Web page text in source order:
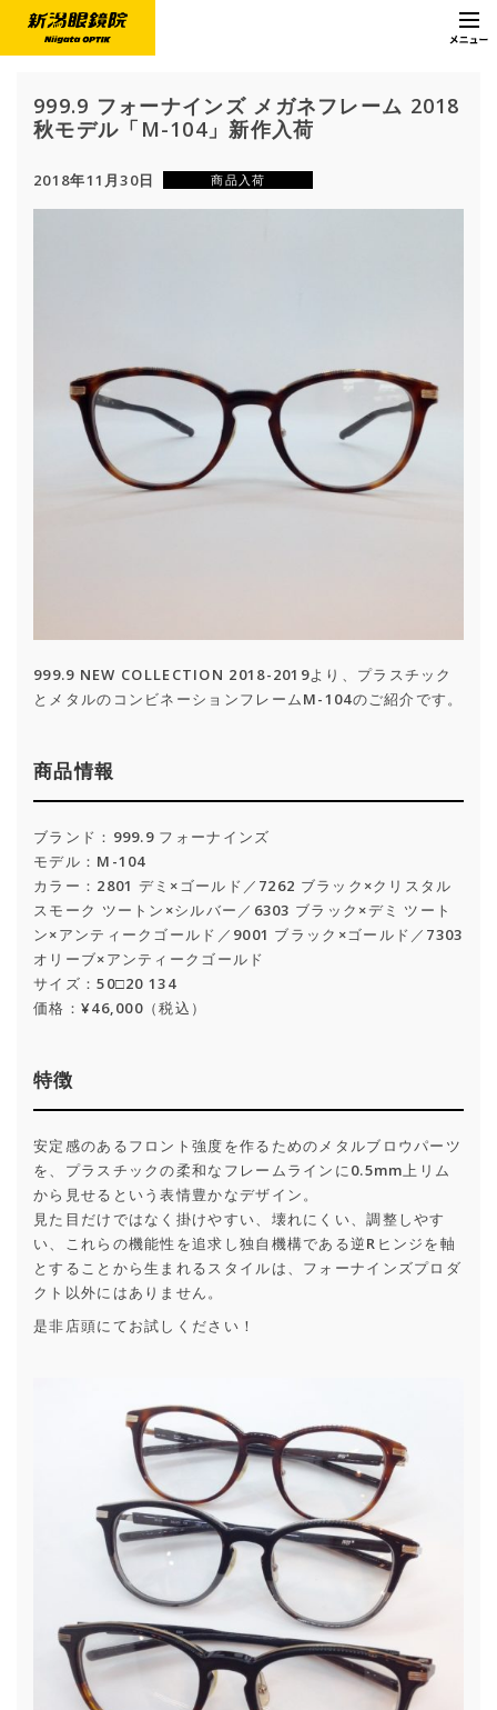
999.9 フォーナインズ メガネフレーム 2018
秋モデル「M-104」新作入荷
2018年11月30日 商品入荷
999.9 NEW COLLECTION 2018-2019より、プラスチック
とメタルのコンビネーションフレームM-104のご紹介です。
商品情報
ブランド：999.9 フォーナインズ
モデル：M-104
カラー：2801 デミ×ゴールド／7262 ブラック×クリスタル
スモーク ツートン×シルバー／6303 ブラック×デミ ツート
ン×アンティークゴールド／9001 ブラック×ゴールド／7303
オリーブ×アンティークゴールド
サイズ：50□20 134
価格：¥46,000（税込）
特徴
安定感のあるフロント強度を作るためのメタルブロウパーツ
を、プラスチックの柔和なフレームラインに0.5mm上リム
から見せるという表情豊かなデザイン。
見た目だけではなく掛けやすい、壊れにくい、調整しやす
い、これらの機能性を追求し独自機構である逆Rヒンジを軸
とすることから生まれるスタイルは、フォーナインズプロダ
クト以外にはありません。
是非店頭にてお試しください！